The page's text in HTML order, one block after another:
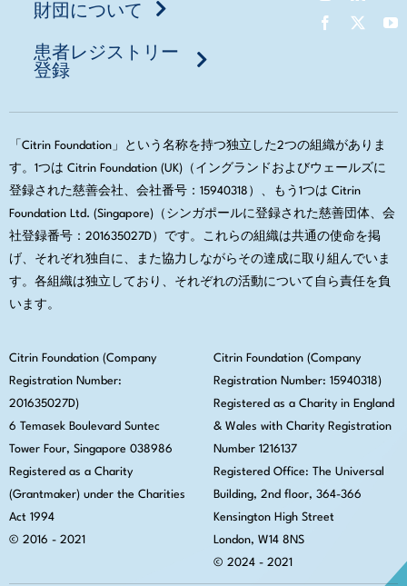
財団について
患者レジストリー
登録
「Citrin Foundation」という名称を持つ独立した2つの組織がありま
す。1つは Citrin Foundation (UK)（イングランドおよびウェールズに
登録された慈善会社、会社番号：15940318）、もう1つは Citrin
Foundation Ltd. (Singapore)（シンガポールに登録された慈善団体、会
社登録番号：201635027D）です。これらの組織は共通の使命を掲
げ、それぞれ独自に、また協力しながらその達成に取り組んでいま
す。各組織は独立しており、それぞれの活動について自ら責任を負
います。
Citrin Foundation (Company
Registration Number:
201635027D)
6 Temasek Boulevard Suntec
Tower Four, Singapore 038986
Registered as a Charity
(Grantmaker) under the Charities
Act 1994
© 2016 - 2021
Citrin Foundation (Company
Registration Number: 15940318)
Registered as a Charity in England
& Wales with Charity Registration
Number 1216137
Registered Office: The Universal
Building, 2nd floor, 364-366
Kensington High Street
London, W14 8NS
© 2024 - 2021